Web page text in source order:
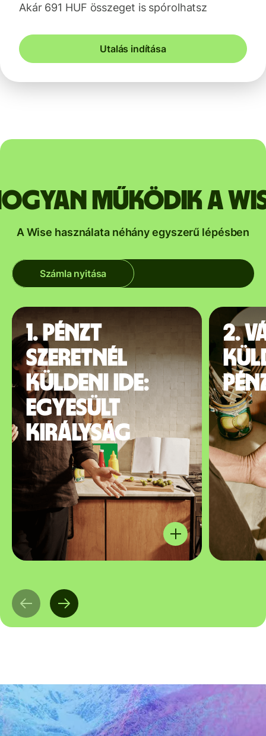
Akár 691 HUF összeget is spórolhatsz
Utalás indítása
működik a
A Wise használata néhány egyszerű lépésben
Számla nyitása
1. Pénzt
szeretnél
küldeni ide:
Egyesült
Királyság
2.